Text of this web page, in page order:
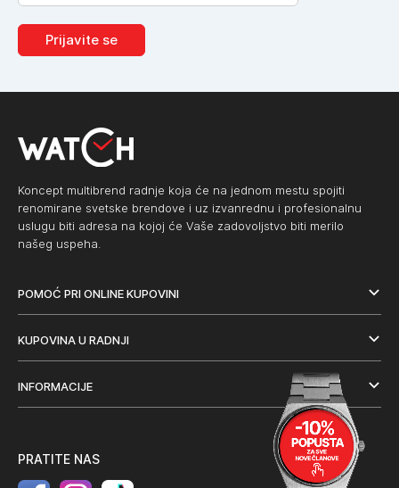
Prijavite se
Koncept multibrend radnje koja će na jednom mestu spojiti
renomirane svetske brendove i uz izvanrednu i profesionalnu
uslugu biti adresa na kojoj će Vaše zadovoljstvo biti merilo
našeg uspeha.
POMOĆ PRI ONLINE KUPOVINI
KUPOVINA U RADNJI
INFORMACIJE
PRATITE NAS